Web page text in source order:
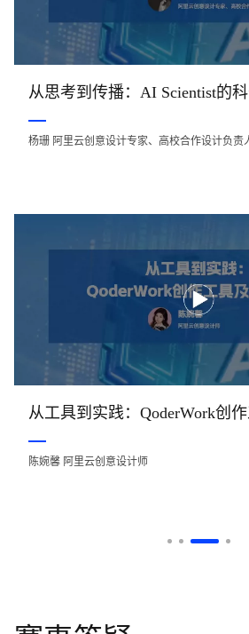
杨珊 阿里云创意设计专家、高校合作设计负责
陈婉馨 阿里云创意设计师